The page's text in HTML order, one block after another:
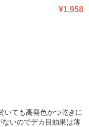
¥1,958
いても高発色かつ乾きに
ないのでデカ目効果は薄